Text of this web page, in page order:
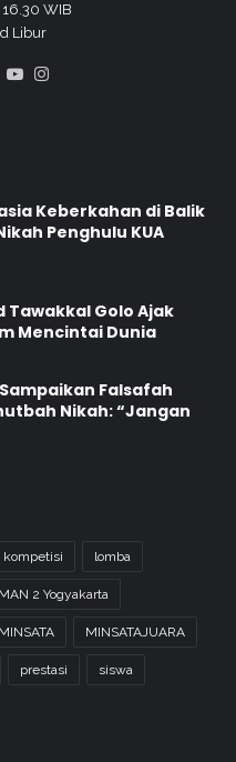
WIB
Libur
X YouTube
Keberkahan di Balik
Penghulu KUA
Tawakkal Golo Ajak
Mencintai Dunia
Falsafah
Nikah: “Jangan
kompetisi lomba
MAN 2 Yogyakarta
MINSATA MINSATAJUARA
prestasi siswa